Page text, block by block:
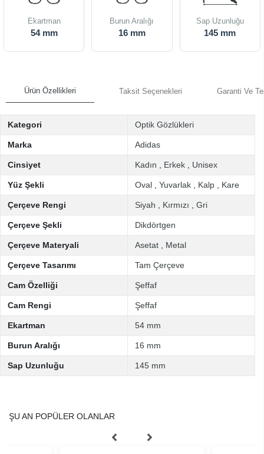
Ekartman
54 mm
Burun Aralığı
16 mm
Sap Uzunluğu
145 mm
Ürün Özellikleri Taksit Seçenekleri Garanti Ve
Kategori Optik Gözlükleri
Marka Adidas
Cinsiyet Kadın Erkek Unisex
Yüz Şekli Oval Yuvarlak Kalp Kare
Çerçeve Rengi Siyah Kırmızı Gri
Çerçeve Şekli Dikdörtgen
Çerçeve Materyali Asetat Metal
Çerçeve Tasarımı Tam Çerçeve
Cam Özelliği Şeffaf
Cam Rengi Şeffaf
Ekartman 54 mm
Burun Aralığı 16 mm
Sap Uzunluğu 145 mm
ŞU AN POPÜLER OLANLAR